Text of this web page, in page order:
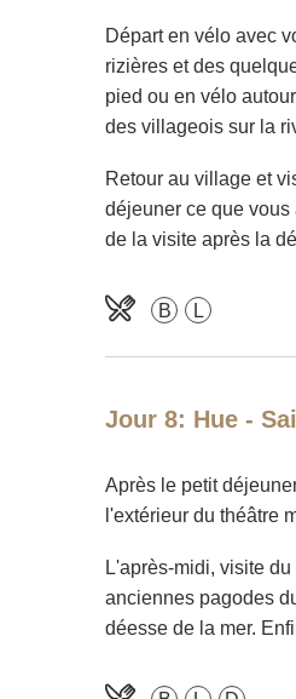
Départ en vélo avec
rizières et des
pied ou en vélo
des villageois sur la
Retour au village et
déjeuner ce que
de la visite après la
B L
Jour 8: Hue -
Après le petit
l'extérieur du théâtre
L'après-midi, visite
anciennes pagodes
déesse de la mer.